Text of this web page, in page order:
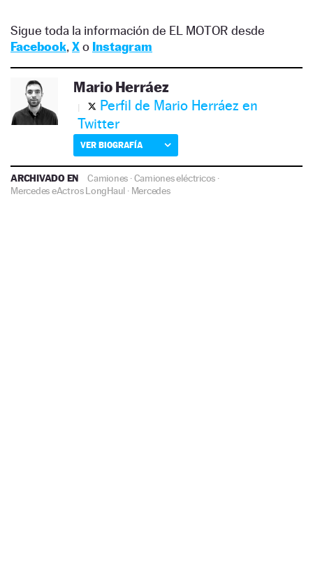
Sigue toda la información de EL MOTOR desde
Facebook, Xo Instagram
Mario Herráez
Perfil de Mario Herráez en
Twitter
VER BIOGRAFÍA
ARCHIVADO EN Camiones ·Camiones eléctricos ·
Mercedes eActros LongHaul · Mercedes